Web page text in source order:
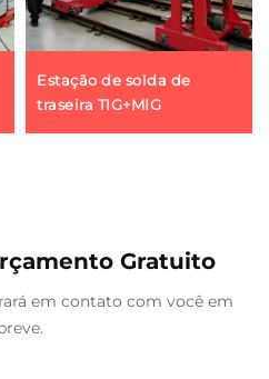
Estação de solda de
traseira TIG+MIG
Gratuito
em contato com você em